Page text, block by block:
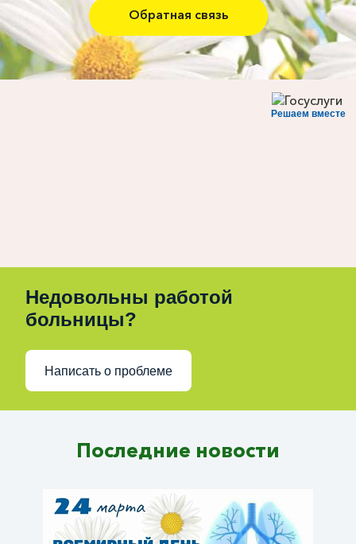
Обратная связь
Решаем вместе
Недовольны работой
больницы?
Написать о проблеме
Последние новости